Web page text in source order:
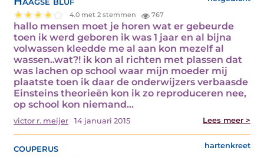
4.0 met 2 stemmen 767
hallo mensen moet je horen wat er gebeurde
toen ik werd geboren ik was 1 jaar en al bijna
volwassen kleedde me al aan kon mezelf al
wassen..wat?! ik kon al richten met plassen dat
was lachen op school waar mijn moeder mij
plaatste toen ik daar de onderwijzers verbaasde
Einsteins theorieën kon ik zo reproduceren nee,
op school kon niemand…
victor r. meijer 14 januari 2015 Lees meer >
couperus hartenkreet